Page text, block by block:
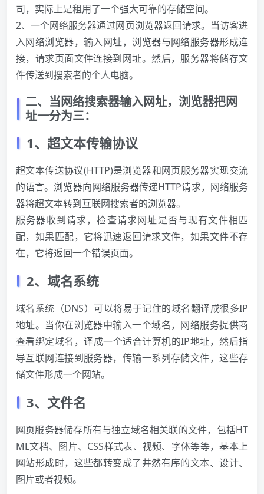
司，实际上是租用了一个强大可靠的存储空间。
2、一个网络服务器通过网页浏览器返回请求。当访客进
入网络浏览器，输入网址，浏览器与网络服务器形成连
接，请求页面文件连接到网址。然后，服务器将储存文
件传送到搜索者的个人电脑。
二、当网络搜索器输入网址，浏览器把网
址一分为三：
1、超文本传输协议
超文本传送协议(HTTP)是浏览器和网页服务器实现交流
的语言。浏览器向网络服务器传递HTTP请求，网络服务
器将超文本转到互联网搜索者的浏览器。
服务器收到请求，检查请求网址是否与现有文件相匹
配，如果匹配，它将迅速返回请求文件，如果文件不存
在，它将返回一个错误页面。
2、域名系统
域名系统（DNS）可以将易于记住的域名翻译成很多IP
地址。当你在浏览器中输入一个域名，网络服务提供商
查看绑定域名，译成一个适合计算机的IP地址，然后指
导互联网连接到服务器，传输一系列存储文件，这些存
储文件形成一个网站。
3、文件名
网页服务器储存所有与独立域名相关联的文件，包括HT
ML文档、图片、CSS样式表、视频、字体等等，基本上
网站形成时，这些都转变成了井然有序的文本、设计、
图片或者视频。